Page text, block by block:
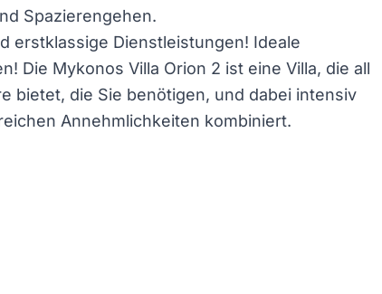
Spazierengehen.
erstklassige Dienstleistungen! Ideale
Die Mykonos Villa Orion 2 ist eine Villa, die all
bietet, die Sie benötigen, und dabei intensiv
Annehmlichkeiten kombiniert.